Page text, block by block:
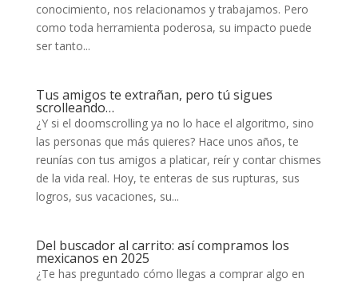
conocimiento, nos relacionamos y trabajamos. Pero
como toda herramienta poderosa, su impacto puede
ser tanto...
Tus amigos te extrañan, pero tú sigues
scrolleando…
¿Y si el doomscrolling ya no lo hace el algoritmo, sino
las personas que más quieres? Hace unos años, te
reunías con tus amigos a platicar, reír y contar chismes
de la vida real. Hoy, te enteras de sus rupturas, sus
logros, sus vacaciones, su...
Del buscador al carrito: así compramos los
mexicanos en 2025
¿Te has preguntado cómo llegas a comprar algo en